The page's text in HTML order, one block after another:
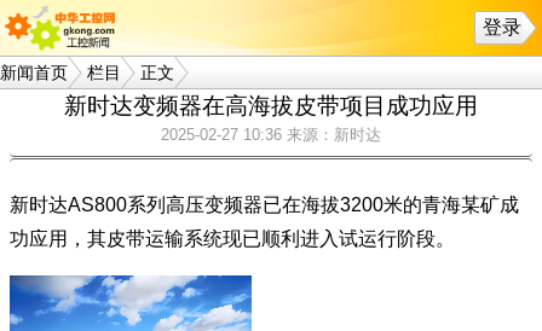
登录
新闻首页 栏目 正文
新时达变频器在高海拔皮带项目成功应用
2025-02-27 10:36 来源：新时达
新时达AS800系列高压变频器已在海拔3200米的青海某矿成
功应用，其皮带运输系统现已顺利进入试运行阶段。